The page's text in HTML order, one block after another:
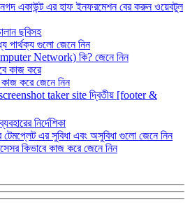
একাউন্ট এর হাফ ইনফরমেশন বের করুন ওয়েবটুল
ছবিসহ
পার্থক্য গুলো জেনে নিন
Network) কি? জেনে নিন
কাজ করে
করে জেনে নিন
taker site দ্বিতীয় [footer &
নির্দেশিকা
এর সুবিধা এবং অসুবিধা গুলো জেনে নিন
কিভাবে কাজ করে জেনে নিন